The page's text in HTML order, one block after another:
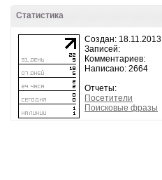
Статистика
Создан: 18.11.2013
Записей:
Комментариев:
Написано: 2664
Отчеты:
Посетители
Поисковые фразы